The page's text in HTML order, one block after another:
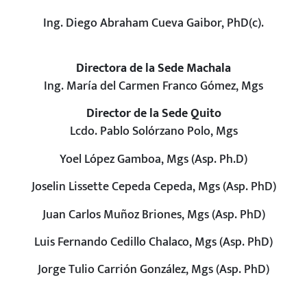
Ing. Diego Abraham Cueva Gaibor, PhD(c).
Directora de la Sede Machala
Ing. María del Carmen Franco Gómez, Mgs
Director de la Sede Quito
Lcdo. Pablo Solórzano Polo, Mgs
Yoel López Gamboa, Mgs (Asp. Ph.D)
Joselin Lissette Cepeda Cepeda, Mgs (Asp. PhD)
Juan Carlos Muñoz Briones, Mgs (Asp. PhD)
Luis Fernando Cedillo Chalaco, Mgs (Asp. PhD)
Jorge Tulio Carrión González, Mgs (Asp. PhD)